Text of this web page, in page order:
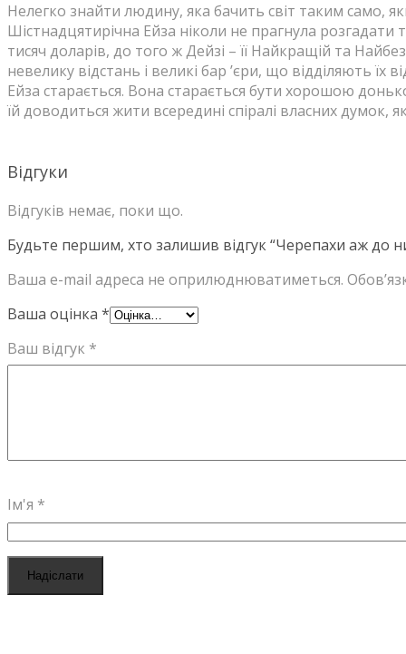
Нелегко знайти людину, яка бачить світ таким само,
Шістнадцятирічна Ейза ніколи не прагнула
тисяч доларів, до того ж Дейзі – її Найкращій та
невелику відстань і великі бар ’єри, що відділяють їх
Ейза старається. Вона старається бути хорошою
їй доводиться жити всередині спіралі власних думок,
Відгуки
Відгуків немає, поки що.
Будьте першим, хто залишив відгук “Черепахи аж до
Ваша e-mail адреса не оприлюднюватиметься.
Ваша оцінка *
Ваш відгук *
Ім'я *